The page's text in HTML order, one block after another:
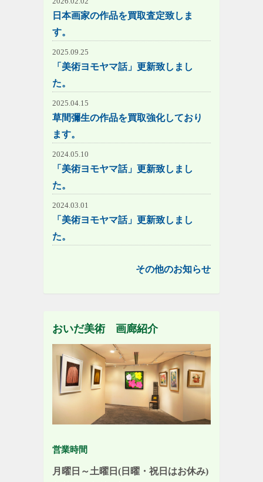
日本画家の作品を買取査定致しま
す。
2025.09.25
「美術ヨモヤマ話」更新致しまし
た。
2025.04.15
草間彌生の作品を買取強化しており
ます。
2024.05.10
「美術ヨモヤマ話」更新致しまし
た。
2024.03.01
「美術ヨモヤマ話」更新致しまし
た。
その他のお知らせ
おいだ美術 画廊紹介
営業時間
月曜日～土曜日(日曜・祝日はお休み)